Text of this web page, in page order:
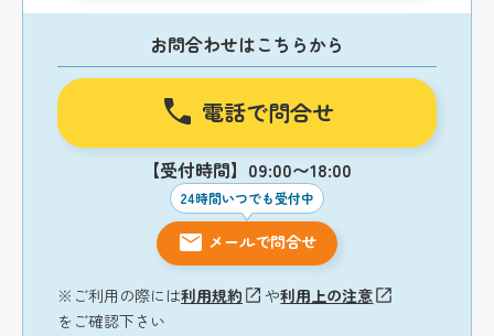
お問合わせはこちらから
電話で問合せ
【受付時間】09:00〜18:00
24時間いつでも受付中
メールで問合せ
※ご利用の際には利用規約 や利用上の注意
をご確認下さい